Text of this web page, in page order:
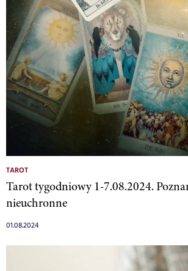
TAROT
Tarot tygodniowy 1-7.08.2024.
nieuchronne
01.08.2024